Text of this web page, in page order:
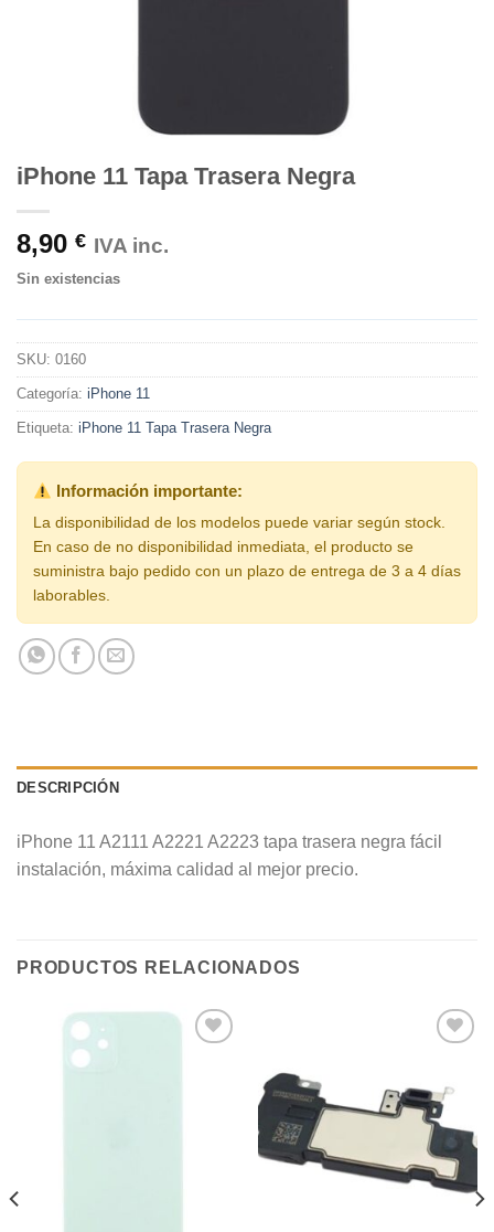
iPhone 11 Tapa Trasera Negra
8,90 € IVA inc.
Sin existencias
SKU: 0160
Categoría: iPhone 11
Etiqueta: iPhone 11 Tapa Trasera Negra
Información importante:
La disponibilidad de los modelos puede variar según stock.
En caso de no disponibilidad inmediata, el producto se
suministra bajo pedido con un plazo de entrega de 3 a 4 días
laborables.
DESCRIPCIÓN
iPhone 11 A2111 A2221 A2223 tapa trasera negra fácil
instalación, máxima calidad al mejor precio.
PRODUCTOS RELACIONADOS
lista de
deseos